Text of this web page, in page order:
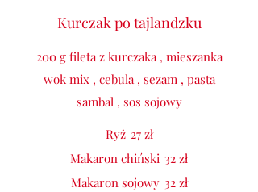
Kurczak po tajlandzku
200 g fileta z kurczaka , mieszanka
wok mix , cebula , sezam , pasta
sambal , sos sojowy
Ryż 27 zł
Makaron chiński 32 zł
Makaron sojowy 32 zł